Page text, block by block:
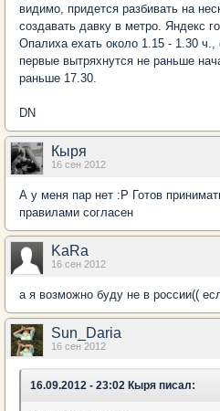
видимо, придется разбивать на
создавать давку в метро. Яндекс
Опалиха ехать около 1.15 - 1.30 ч.,
первые вытряхнутся не раньше
раньше 17.30.
DN
Кыря
16 сен 2012
А у меня пар нет :Р Готов
правилами согласен
KaRa
16 сен 2012
а я возможно буду не в россии((
Sun_Daria
16 сен 2012
16.09.2012 - 23:02 Кыря писал: